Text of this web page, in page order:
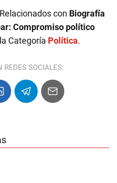
con Biografía
Compromiso político
Categoría Política.
REDES SOCIALES: